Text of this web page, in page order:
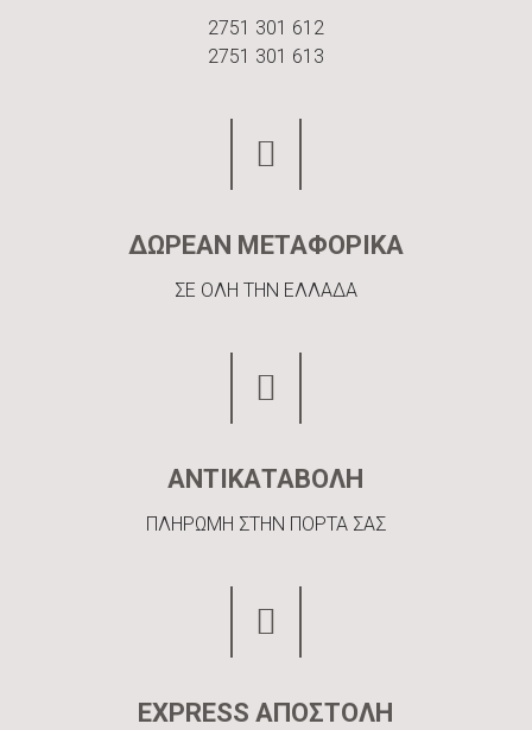
2751 301 612
2751 301 613
ΔΩΡΕΑΝ ΜΕΤΑΦΟΡΙΚΑ
ΣΕ ΟΛΗ ΤΗΝ ΕΛΛΑΔΑ
ΑΝΤΙΚΑΤΑΒΟΛΗ
ΠΛΗΡΩΜΗ ΣΤΗΝ ΠΟΡΤΑ ΣΑΣ
EXPRESS ΑΠΟΣΤΟΛΗ